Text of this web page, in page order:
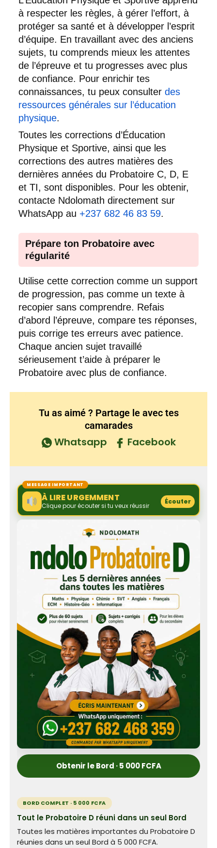
à respecter les règles, à gérer l’effort, à
protéger sa santé et à développer l’esprit
d’équipe. En travaillant avec des anciens
sujets, tu comprends mieux les attentes
de l’épreuve et tu progresses avec plus
de confiance. Pour enrichir tes
connaissances, tu peux consulter des
ressources générales sur l’éducation
physique.
Toutes les corrections d’Éducation
Physique et Sportive, ainsi que les
corrections des autres matières des
dernières années du Probatoire C, D, E
et TI, sont disponibles. Pour les obtenir,
contacte Ndolomath directement sur
WhatsApp au +237 682 46 83 59.
Prépare ton Probatoire avec
régularité
Utilise cette correction comme un support
de progression, pas comme un texte à
recopier sans comprendre. Refais
d’abord l’épreuve, compare tes réponses,
puis corrige tes erreurs avec patience.
Chaque ancien sujet travaillé
sérieusement t’aide à préparer le
Probatoire avec plus de confiance.
Tu as aimé ? Partage le avec tes
camarades
Whatsapp Facebook
MESSAGE IMPORTANT
À LIRE URGEMMENT
Clique pour écouter si tu veux réussir
Écouter
Obtenir le Bord · 5 000 FCFA
BORD COMPLET · 5 000 FCFA
Tout le Probatoire D réuni dans un seul Bord
Toutes les matières importantes du Probatoire D
réunies dans un seul Bord à 5 000 FCFA.